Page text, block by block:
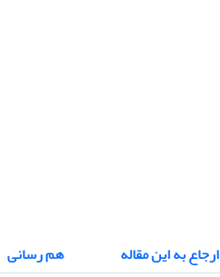
ارجاع به این مقاله
هم رسانی